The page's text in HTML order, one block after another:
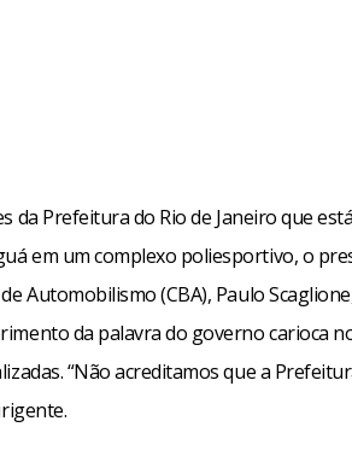
da Prefeitura do Rio de Janeiro que
em um complexo poliesportivo, o
Automobilismo (CBA), Paulo
da palavra do governo carioca
“Não acreditamos que a